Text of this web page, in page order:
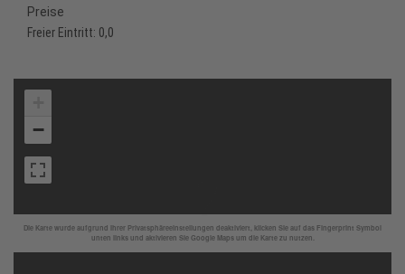
Preise
Freier Eintritt: 0,0
Die Karte wurde aufgrund Ihrer Privatsphäreeinstellungen deaktiviert, klicken Sie auf das Fingerprint Symbol
unten links und aktivieren Sie Google Maps um die Karte zu nutzen.
−